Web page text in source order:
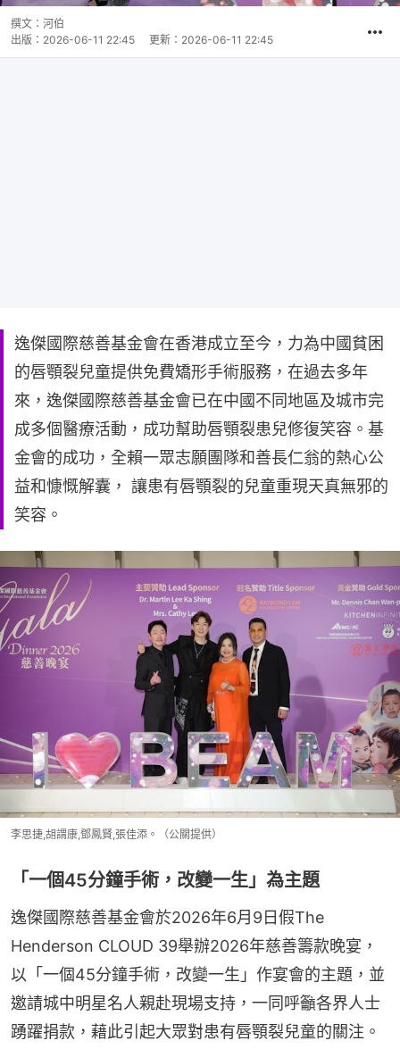
撰文： 河伯
出版： 2026-06-11 22:45 更新： 2026-06-11 22:45
逸傑國際慈善基金會在香港成立至今，力為中國貧困
的唇顎裂兒童提供免費矯形手術服務，在過去多年
來，逸傑國際慈善基金會已在中國不同地區及城市完
成多個醫療活動，成功幫助唇顎裂患兒修復笑容。基
金會的成功，全賴一眾志願團隊和善長仁翁的熱心公
益和慷慨解囊， 讓患有唇顎裂的兒童重現天真無邪的
笑容。
李思捷,胡謂康,鄧鳳賢,張佳添。（公關提供）
「一個45分鐘手術，改變一生」為主題
逸傑國際慈善基金會於2026年6月9日假The
Henderson CLOUD 39舉辦2026年慈善籌款晚宴，
以「一個45分鐘手術，改變一生」作宴會的主題，並
邀請城中明星名人親赴現場支持，一同呼籲各界人士
踴躍捐款，藉此引起大眾對患有唇顎裂兒童的關注。